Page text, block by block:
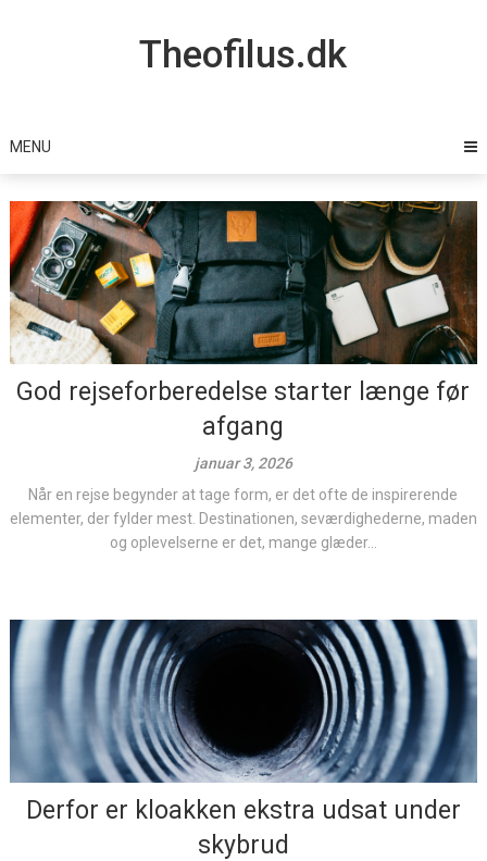
Theofilus.dk
MENU
God rejseforberedelse starter længe før
afgang
januar 3, 2026
Når en rejse begynder at tage form, er det ofte de inspirerende
elementer, der fylder mest. Destinationen, seværdighederne, maden
og oplevelserne er det, mange glæder...
Derfor er kloakken ekstra udsat under
skybrud